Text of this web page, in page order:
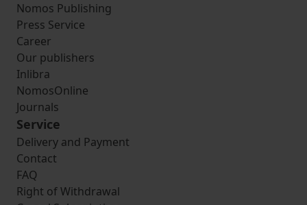
Nomos Publishing
Press Service
Career
Our publishers
Inlibra
NomosOnline
Journals
Service
Delivery and Payment
Contact
FAQ
Right of Withdrawal